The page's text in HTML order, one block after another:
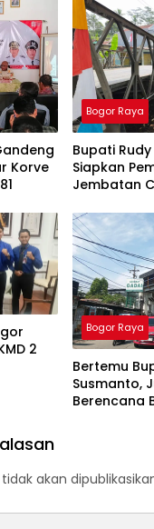
Korve
Bogor Raya
Bupati
Siapkan
Jembatan
Disusun
2
Bogor Raya
Bertemu
Susmanto,
Berencana
akan